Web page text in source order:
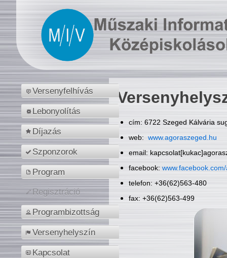
Versenyfelhívás
Lebonyolítás
Díjazás
Szponzorok
Program
Regisztráció
Programbizottság
Versenyhelyszín
Kapcsolat
cím: 6722 Szeged Kálvária
web: www.agoraszeged.hu
email:
facebook:
telefon: +36(62)563-480
fax: +36(62)563-499